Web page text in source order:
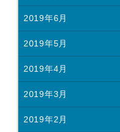
2019年6月
2019年5月
2019年4月
2019年3月
2019年2月